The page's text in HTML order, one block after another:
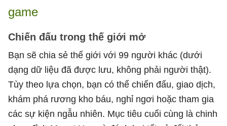
game
Chiến đấu trong thế giới mở
Bạn sẽ chia sẻ thế giới với 99 người khác (dưới
dạng dữ liệu đã được lưu, không phải người thật).
Tùy theo lựa chọn, bạn có thể chiến đấu, giao dịch,
khám phá rương kho báu, nghỉ ngơi hoặc tham gia
các sự kiện ngẫu nhiên. Mục tiêu cuối cùng là chinh